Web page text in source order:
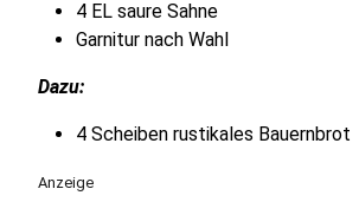
4 EL saure Sahne
Garnitur nach Wahl
Dazu:
4 Scheiben rustikales Bauernbrot
Anzeige